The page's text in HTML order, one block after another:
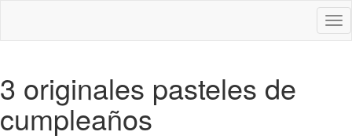
3 originales pasteles de
cumpleaños